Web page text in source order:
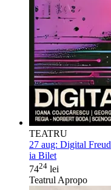
TEATRU
27 aug: Digital Freud
ia Bilet
7424 lei
Teatrul Apropo